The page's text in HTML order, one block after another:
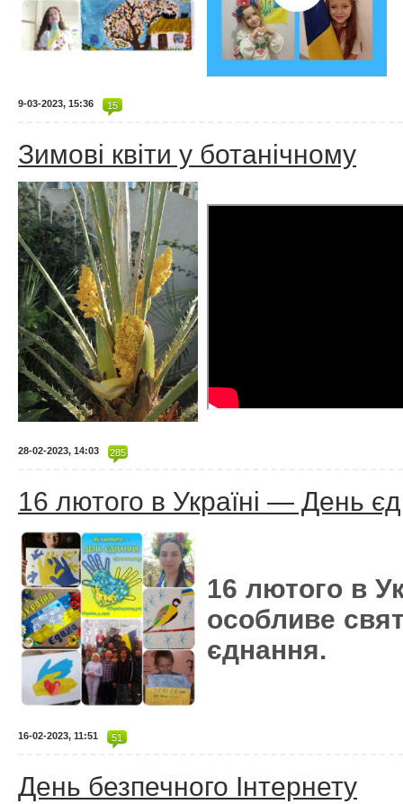
9-03-2023, 15:36 15
Зимові квіти у ботанічному
28-02-2023, 14:03 285
16 лютого в Україні — День
16 лютого в
особливе
єднання.
16-02-2023, 11:51 51
День безпечного Інтернету